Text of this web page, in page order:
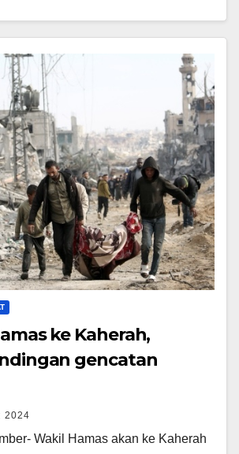
ke Kaherah,
gencatan
2024
Wakil Hamas akan ke Kaherah